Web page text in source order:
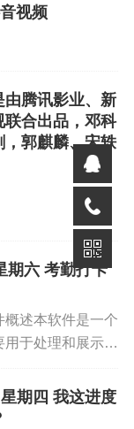
》，如仍保
视频
由腾讯影业、新
合出品，邓科
郭麒麟、宋轶
期六 考勤打卡
概述本软件是一个
于处理和展示员
工的考勤情况进
查看特定员工的
期四 我这进度